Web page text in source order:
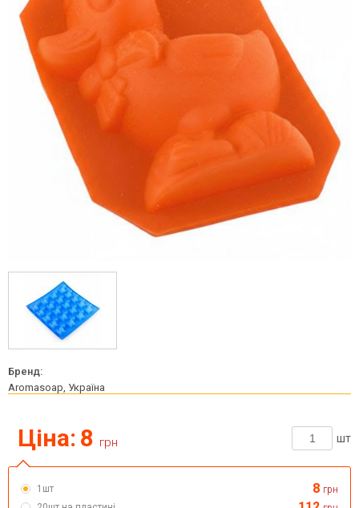
Бренд:
Aromasoap, Україна
Ціна: 8 грн шт
1шт 8 грн